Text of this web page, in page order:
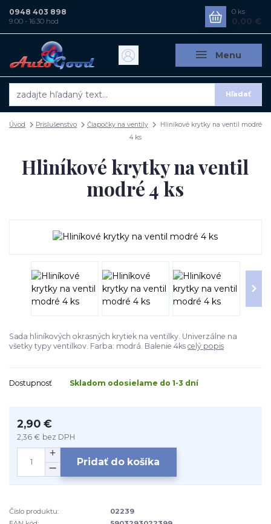
Menu
Hľadať
0948 403 898
9:00 - 16:30 hod
0 ks
0,00 €
Úvod Príslušenstvo Čiapočky na ventily
Hliníkové krytky na ventil modré
4 ks
Hliníkové krytky na ventil
modré 4 ks
Sada hliníkových okrasných krytiek na ventilky. Univerzálne na
všetky typy ventilkov. Farba: modrá. Balenie 4ks celý popis
Dostupnosť Skladom odosielame do 1-3 dní
2,90 €
2,36 € bez DPH
Pridať do košíka
Číslo produktu:
02239